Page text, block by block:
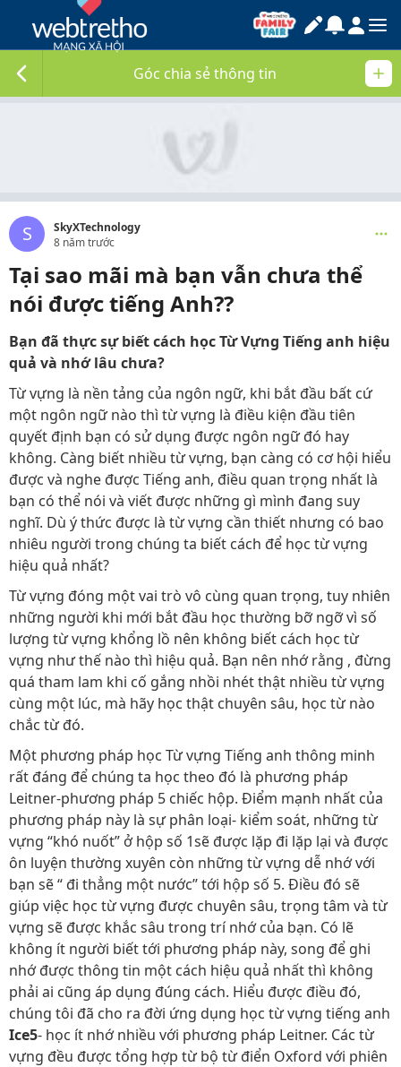
Góc chia sẻ thông tin
S
SkyXTechnology
8 năm trước
Tại sao mãi mà bạn vẫn chưa thể
nói được tiếng Anh??
Bạn đã thực sự biết cách học Từ Vựng Tiếng anh hiệu
quả và nhớ lâu chưa?
Từ vựng là nền tảng của ngôn ngữ, khi bắt đầu bất cứ
một ngôn ngữ nào thì từ vựng là điều kiện đầu tiên
quyết định bạn có sử dụng được ngôn ngữ đó hay
không. Càng biết nhiều từ vựng, bạn càng có cơ hội hiểu
được và nghe được Tiếng anh, điều quan trọng nhất là
bạn có thể nói và viết được những gì mình đang suy
nghĩ. Dù ý thức được là từ vựng cần thiết nhưng có bao
nhiêu người trong chúng ta biết cách để học từ vựng
hiệu quả nhất?
Từ vựng đóng một vai trò vô cùng quan trọng, tuy nhiên
những người khi mới bắt đầu học thường bỡ ngỡ vì số
lượng từ vựng khổng lồ nên không biết cách học từ
vựng như thế nào thì hiệu quả. Bạn nên nhớ rằng , đừng
quá tham lam khi cố gắng nhồi nhét thật nhiều từ vựng
cùng một lúc, mà hãy học thật chuyên sâu, học từ nào
chắc từ đó.
Một phương pháp học Từ vựng Tiếng anh thông minh
rất đáng để chúng ta học theo đó là phương pháp
Leitner-phương pháp 5 chiếc hộp. Điểm mạnh nhất của
phương pháp này là sự phân loại- kiểm soát, những từ
vựng “khó nuốt” ở hộp số 1sẽ được lặp đi lặp lại và được
ôn luyện thường xuyên còn những từ vựng dễ nhớ với
bạn sẽ “ đi thẳng một nước’’ tới hộp số 5. Điều đó sẽ
giúp việc học từ vựng được chuyên sâu, trọng tâm và từ
vựng sẽ được khắc sâu trong trí nhớ của bạn. Có lẽ
không ít người biết tới phương pháp này, song để ghi
nhớ được thông tin một cách hiệu quả nhất thì không
phải ai cũng áp dụng đúng cách. Hiểu được điều đó,
chúng tôi đã cho ra đời ứng dụng học từ vựng tiếng anh
Ice5- học ít nhớ nhiều với phương pháp Leitner. Các từ
vựng đều được tổng hợp từ bộ từ điển Oxford với phiên